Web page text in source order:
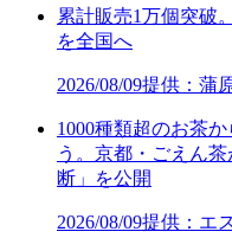
累計販売1万個突破
を全国へ
2026/08/09提供：蒲
1000種類超のお茶
う。京都・ごえん
断」を公開
2026/08/09提供：エ